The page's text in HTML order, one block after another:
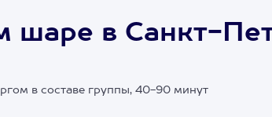
шаре в Санкт-
в составе группы, 40-90 минут